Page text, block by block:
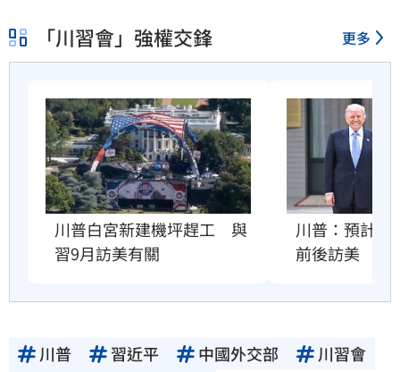
「川習會」強權交鋒 更多
川普白宮新建機坪趕工　與
習9月訪美有關
川普：預計習
前後訪美
川普 習近平 中國外交部
川習會